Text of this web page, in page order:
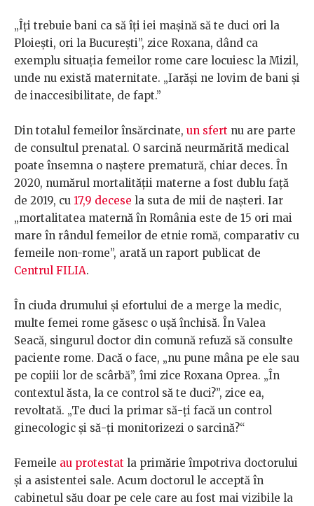
„Îți trebuie bani ca să îți iei mașină să te duci ori la
Ploiești, ori la București”, zice Roxana, dând ca
exemplu situația femeilor rome care locuiesc la Mizil,
unde nu există maternitate. „Iarăși ne lovim de bani și
de inaccesibilitate, de fapt.”
Din totalul femeilor însărcinate, un sfert nu are parte
de consultul prenatal. O sarcină neurmărită medical
poate însemna o naștere prematură, chiar deces. În
2020, numărul mortalității materne a fost dublu față
de 2019, cu 17,9 decese la suta de mii de nașteri. Iar
„mortalitatea maternă în România este de 15 ori mai
mare în rândul femeilor de etnie romă, comparativ cu
femeile non-rome”, arată un raport publicat de
Centrul FILIA.
În ciuda drumului și efortului de a merge la medic,
multe femei rome găsesc o ușă închisă. În Valea
Seacă, singurul doctor din comună refuză să consulte
paciente rome. Dacă o face, „nu pune mâna pe ele sau
pe copiii lor de scârbă”, îmi zice Roxana Oprea. „În
contextul ăsta, la ce control să te duci?”, zice ea,
revoltată. „Te duci la primar să-ți facă un control
ginecologic și să-ți monitorizezi o sarcină?“
Femeile au protestat la primărie împotriva doctorului
și a asistentei sale. Acum doctorul le acceptă în
cabinetul său doar pe cele care au fost mai vizibile la